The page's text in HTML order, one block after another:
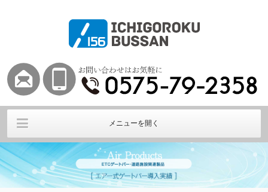
メニューを開く
Air HOME エアー式ETCバー エアー式ゲートバー
その他阻止棒 導入実績 会社概要